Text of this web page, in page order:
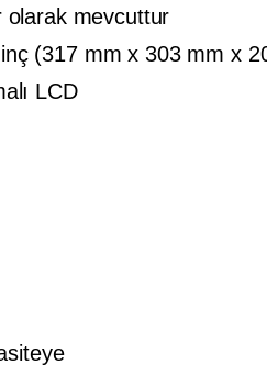
olarak mevcuttur
(317 mm x 303 mm x
LCD